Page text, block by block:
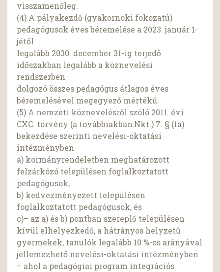
visszamenőleg.
(4) A pályakezdő (gyakornoki fokozatú)
pedagógusok éves béremelése a 2023. január 1-
jétől
legalább 2030. december 31-ig terjedő
időszakban legalább a köznevelési
rendszerben
dolgozó összes pedagógus átlagos éves
béremelésével megegyező mértékű.
(5) A nemzeti köznevelésről szóló 2011. évi
CXC. törvény (a továbbiakban:Nkt.) 7. § (1a)
bekezdése szerinti nevelési-oktatási
intézményben
a) kormányrendeletben meghatározott
felzárkózó településen foglalkoztatott
pedagógusok,
b) kedvezményezett településen
foglalkoztatott pedagógusok, és
c)– az a) és b) pontban szereplő településen
kívül elhelyezkedő, a hátrányos helyzetű
gyermekek, tanulók legalább 10 %-os arányával
jellemezhető nevelési-oktatási intézményben
– ahol a pedagógiai program integrációs